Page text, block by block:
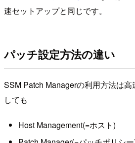
速セットアップと同じです。
パッチ設定方法の違い
SSM Patch Managerの利用方法は
しても
Host Management(=ホスト)